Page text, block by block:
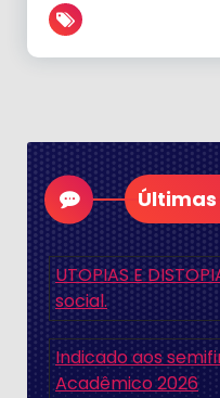
UTOPIAS E
social.
Indicado aos
Acadêmico 2026